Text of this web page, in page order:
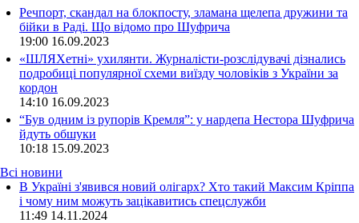
Речпорт, скандал на блокпосту, зламана щелепа дружини та
бійки в Раді. Що відомо про Шуфрича
19:00 16.09.2023
«ШЛЯХетні» ухилянти. Журналісти-розслідувачі дізнались
подробиці популярної схеми виїзду чоловіків з України за
кордон
14:10 16.09.2023
“Був одним із рупорів Кремля”: у нардепа Нестора Шуфрича
йдуть обшуки
10:18 15.09.2023
Всі новини
В Україні з'явився новий олігарх? Хто такий Максим Кріппа
і чому ним можуть зацікавитись спецслужби
11:49 14.11.2024